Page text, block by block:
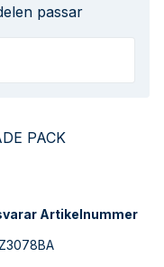
passar
PACK
Artikelnummer